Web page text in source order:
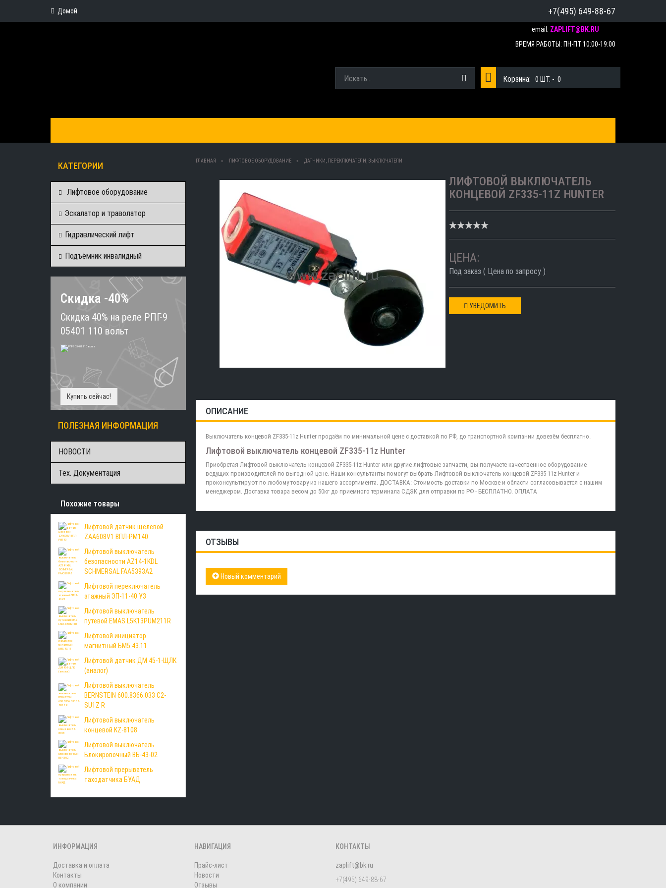
Домой +7(495) 649-88-67
email: ZAPLIFT@BK.RU
ВРЕМЯ РАБОТЫ: ПН-ПТ 10:00-19:00
Корзина: 0 ШТ. - 0
КАТЕГОРИИ
Лифтовое оборудование
Эскалатор и траволатор
Гидравлический лифт
Подъёмник инвалидный
Скидка -40%
Скидка 40% на реле РПГ-9
05401 110 вольт
Купить сейчас!
ПОЛЕЗНАЯ ИНФОРМАЦИЯ
НОВОСТИ
Тех. Документация
Похожие товары
Лифтовой датчик щелевой
ZAA608V1 ВПЛ-РМ140
Лифтовой выключатель
безопасности AZ14-1KDL
SCHMERSAL FAA5393A2
Лифтовой переключатель
этажный ЭП-11-40 У3
Лифтовой выключатель
путевой EMAS L5K13PUM211R
Лифтовой инициатор
магнитный БМ5.43.11
Лифтовой датчик ДМ 45-1-ЩЛК
(аналог)
Лифтовой выключатель
BERNSTEIN 600.8366.033 C2-
SU1Z R
Лифтовой выключатель
концевой KZ-8108
Лифтовой выключатель
Блокировочный ВБ-43-02
Лифтовой прерыватель
таходатчика БУАД
ГЛАВНАЯ ЛИФТОВОЕ ОБОРУДОВАНИЕ ДАТЧИКИ, ПЕРЕКЛЮЧАТЕЛИ, ВЫКЛЮЧАТЕЛИ
ЛИФТОВОЙ ВЫКЛЮЧАТЕЛЬ
КОНЦЕВОЙ ZF335-11Z HUNTER
ЦЕНА:
Под заказ ( Цена по запросу )
УВЕДОМИТЬ
ОПИСАНИЕ
Выключатель концевой ZF335-11z Hunter продаём по минимальной цене с доставкой по РФ, до транспортной компании довезём бесплатно.
Лифтовой выключатель концевой ZF335-11z Hunter
Приобретая Лифтовой выключатель концевой ZF335-11z Hunter или другие лифтовые запчасти, вы получаете качественное оборудование
ведущих производителей по выгодной цене. Наши консультанты помогут выбрать Лифтовой выключатель концевой ZF335-11z Hunter и
проконсультируют по любому товару из нашего ассортимента. ДОСТАВКА: Стоимость доставки по Москве и области согласовывается с нашим
менеджером. Доставка товара весом до 50кг до приемного терминала СДЭК для отправки по РФ - БЕСПЛАТНО. ОПЛАТА
ОТЗЫВЫ
Новый комментарий
ИНФОРМАЦИЯ
Доставка и оплата
Контакты
О компании
НАВИГАЦИЯ
Прайс-лист
Новости
Отзывы
КОНТАКТЫ
zaplift@bk.ru
+7(495) 649-88-67